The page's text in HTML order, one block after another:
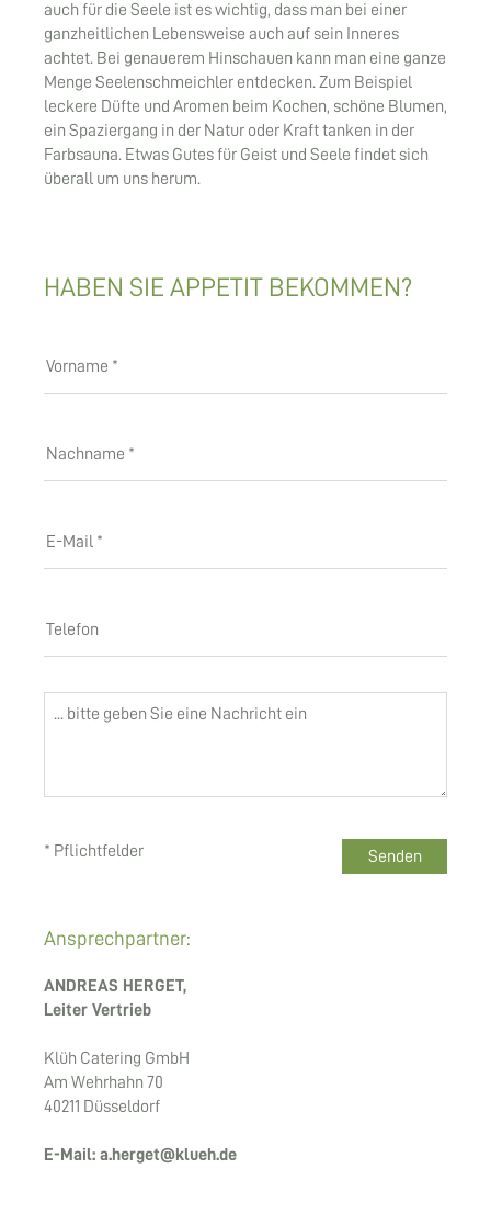
auch für die Seele ist es wichtig, dass man bei einer
ganzheitlichen Lebensweise auch auf sein Inneres
achtet. Bei genauerem Hinschauen kann man eine ganze
Menge Seelenschmeichler entdecken. Zum Beispiel
leckere Düfte und Aromen beim Kochen, schöne Blumen,
ein Spaziergang in der Natur oder Kraft tanken in der
Farbsauna. Etwas Gutes für Geist und Seele findet sich
überall um uns herum.
HABEN SIE APPETIT BEKOMMEN?
* Pflichtfelder
Ansprechpartner:
ANDREAS HERGET,
Leiter Vertrieb
Klüh Catering GmbH
Am Wehrhahn 70
40211 Düsseldorf
E-Mail: a.herget@klueh.de